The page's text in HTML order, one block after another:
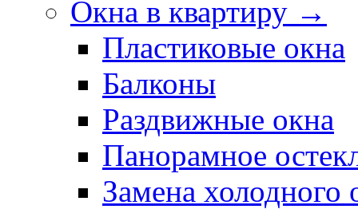
Окна в квартиру →
Пластиковые окна
Балконы
Раздвижные окна
Панорамное
Замена холодного